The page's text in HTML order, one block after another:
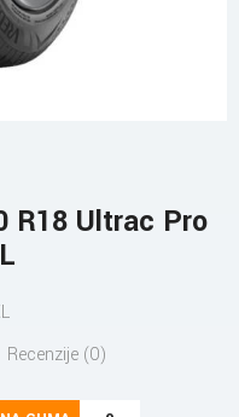
R18 Ultrac Pro
Recenzije (0)